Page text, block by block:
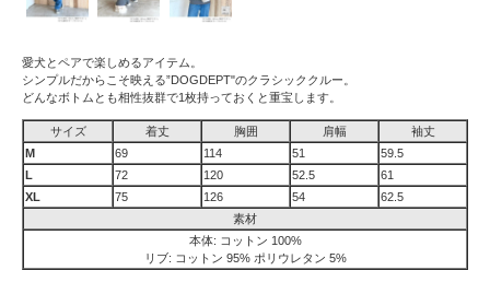
愛犬とペアで楽しめるアイテム。
シンプルだからこそ映える”DOGDEPT"のクラシッククルー。
どんなボトムとも相性抜群で1枚持っておくと重宝します。
サイズ 着丈 胸囲 肩幅
袖丈
M
69 114 51
59.5
L
72 120 52.5
61
XL
75 126 54
62.5
素材
本体: コットン 100%
リブ: コットン 95% ポリウレタン 5%